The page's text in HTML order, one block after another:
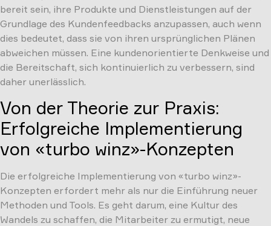
bereit sein, ihre Produkte und Dienstleistungen auf der
Grundlage des Kundenfeedbacks anzupassen, auch wenn
dies bedeutet, dass sie von ihren ursprünglichen Plänen
abweichen müssen. Eine kundenorientierte Denkweise und
die Bereitschaft, sich kontinuierlich zu verbessern, sind
daher unerlässlich.
Von der Theorie zur Praxis:
Erfolgreiche Implementierung
von «turbo winz»-Konzepten
Die erfolgreiche Implementierung von «turbo winz»-
Konzepten erfordert mehr als nur die Einführung neuer
Methoden und Tools. Es geht darum, eine Kultur des
Wandels zu schaffen, die Mitarbeiter zu ermutigt, neue